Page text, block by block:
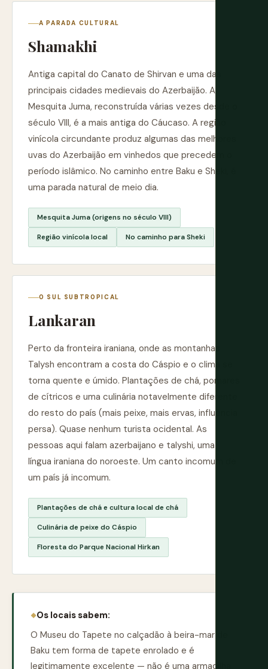
A PARADA CULTURAL
Shamakhi
Antiga capital do Canato de Shirvan e uma das
principais cidades medievais do Azerbaijão. A
Mesquita Juma, reconstruída várias vezes desde o
século VIII, é a mais antiga do Cáucaso. A região
vinícola circundante produz algumas das melhores
uvas do Azerbaijão em vinhedos que precedem o
período islâmico. No caminho entre Baku e Sheki, é
uma parada natural de meio dia.
Mesquita Juma (origens no século VIII)
Região vinícola local No caminho para Sheki
O SUL SUBTROPICAL
Lankaran
Perto da fronteira iraniana, onde as montanhas
Talysh encontram a costa do Cáspio e o clima se
torna quente e úmido. Plantações de chá, pomares
de cítricos e uma culinária notavelmente diferente
do resto do país (mais peixe, mais ervas, influência
persa). Quase nenhum turista ocidental. As
pessoas aqui falam azerbaijano e talyshi, uma
língua iraniana do noroeste. Um canto incomum de
um país já incomum.
Plantações de chá e cultura local de chá
Culinária de peixe do Cáspio
Floresta do Parque Nacional Hirkan
Os locais sabem:
O Museu do Tapete no calçadão à beira-mar de
Baku tem forma de tapete enrolado e é
legitimamente excelente — não é uma armadilha